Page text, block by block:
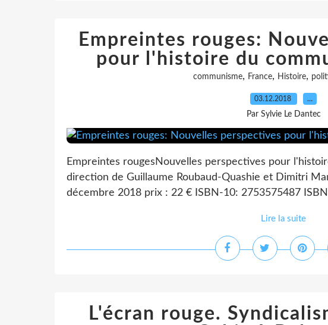
Empreintes rouges:
pour l'histoire du
communisme, France, Histoire,
03.12.2018 …
Par Sylvie Le Dantec
Empreintes rougesNouvelles perspectives pour
direction de Guillaume Roubaud-Quashie et Dimitri
décembre 2018 prix : 22 € ISBN-10: 2753575487
Lire la suite
L'écran rouge.